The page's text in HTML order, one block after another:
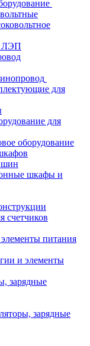
ЛЭП
для
для
оборудование
шин
шкафы и
счетчиков
питания
и элементы
зарядные
зарядные